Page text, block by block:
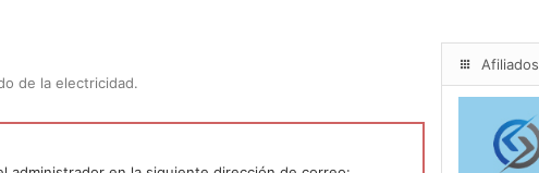
de la electricidad.
Afiliados